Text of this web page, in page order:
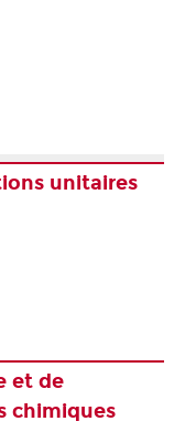
unitaires
et de
chimiques